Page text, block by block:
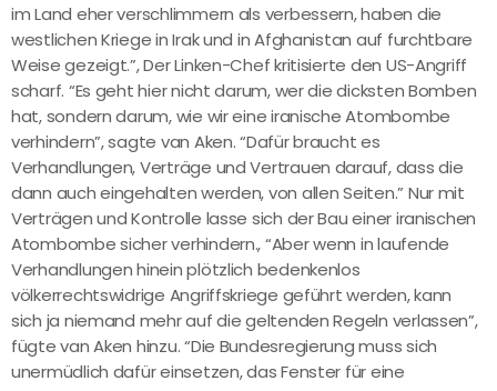
im Land eher verschlimmern als verbessern, haben die
westlichen Kriege in Irak und in Afghanistan auf furchtbare
Weise gezeigt.”, Der Linken-Chef kritisierte den US-Angriff
scharf. “Es geht hier nicht darum, wer die dicksten Bomben
hat, sondern darum, wie wir eine iranische Atombombe
verhindern”, sagte van Aken. “Dafür braucht es
Verhandlungen, Verträge und Vertrauen darauf, dass die
dann auch eingehalten werden, von allen Seiten.” Nur mit
Verträgen und Kontrolle lasse sich der Bau einer iranischen
Atombombe sicher verhindern., “Aber wenn in laufende
Verhandlungen hinein plötzlich bedenkenlos
völkerrechtswidrige Angriffskriege geführt werden, kann
sich ja niemand mehr auf die geltenden Regeln verlassen”,
fügte van Aken hinzu. “Die Bundesregierung muss sich
unermüdlich dafür einsetzen, das Fenster für eine